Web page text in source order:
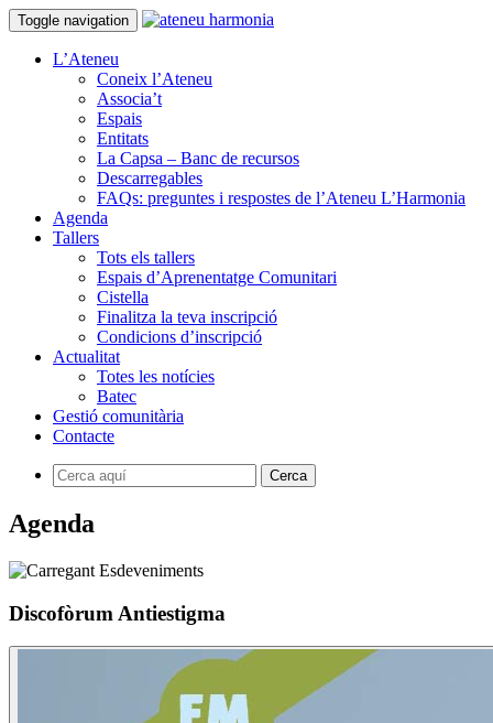
Toggle navigation
L’Ateneu
Coneix l’Ateneu
Associa’t
Espais
Entitats
La Capsa – Banc de recursos
Descarregables
FAQs: preguntes i respostes de l’Ateneu L’Harmonia
Agenda
Tallers
Tots els tallers
Espais d’Aprenentatge Comunitari
Cistella
Finalitza la teva inscripció
Condicions d’inscripció
Actualitat
Totes les notícies
Batec
Gestió comunitària
Contacte
Agenda
Discofòrum Antiestigma